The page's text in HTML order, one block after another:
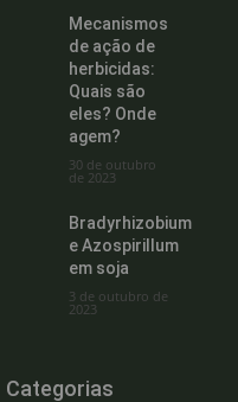
Mecanismos
de ação de
herbicidas:
Quais são
eles? Onde
agem?
30 de outubro
de 2023
Bradyrhizobium
e Azospirillum
em soja
3 de outubro de
2023
Categorias